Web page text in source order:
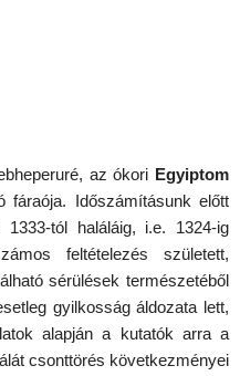
az ókori Egyiptom
fáraója. Időszámításunk előtt
tól haláláig, i.e. 1324-ig
feltételezés született,
sérülések természetéből
gyilkosság áldozata lett,
alapján a kutatók arra a
csonttörés következményei